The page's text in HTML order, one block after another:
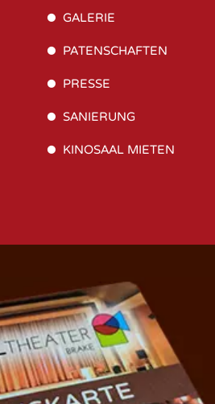
GALERIE
PATENSCHAFTEN
PRESSE
SANIERUNG
KINOSAAL MIETEN